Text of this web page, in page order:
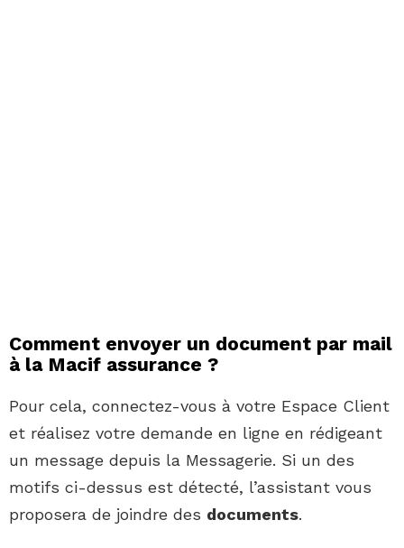
Comment envoyer un document par mail
à la Macif assurance ?
Pour cela, connectez-vous à votre Espace Client
et réalisez votre demande en ligne en rédigeant
un message depuis la Messagerie. Si un des
motifs ci-dessus est détecté, l’assistant vous
proposera de joindre des documents.